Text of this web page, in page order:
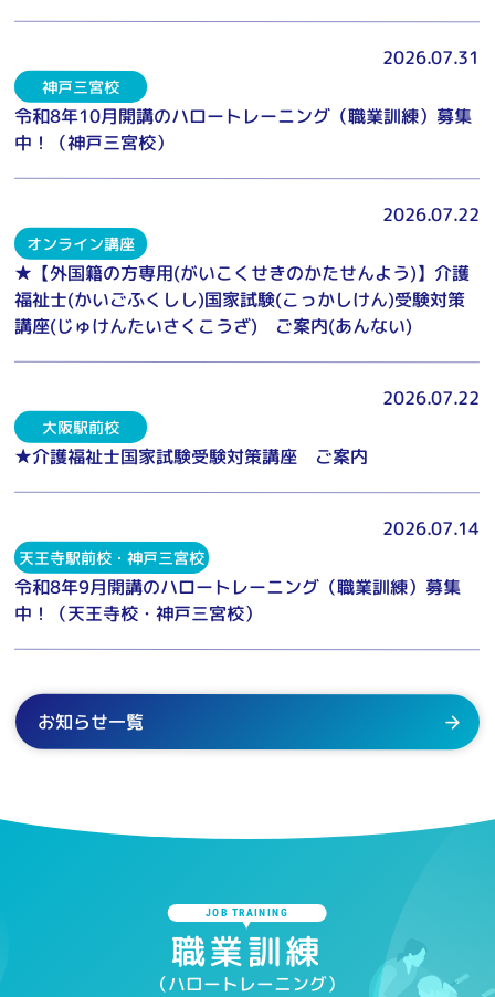
2026.07.31
神戸三宮校
令和8年10月開講のハロートレーニング（職業訓練）募集
中！（神戸三宮校）
2026.07.22
オンライン講座
★【外国籍の方専用(がいこくせきのかたせんよう)】介護
福祉士(かいごふくしし)国家試験(こっかしけん)受験対策
講座(じゅけんたいさくこうざ) ご案内(あんない)
2026.07.22
大阪駅前校
★介護福祉士国家試験受験対策講座 ご案内
2026.07.14
天王寺駅前校・神戸三宮校
令和8年9月開講のハロートレーニング（職業訓練）募集
中！（天王寺校・神戸三宮校）
お知らせ一覧
JOB TRAINING
職業訓練
（ハロートレーニング）